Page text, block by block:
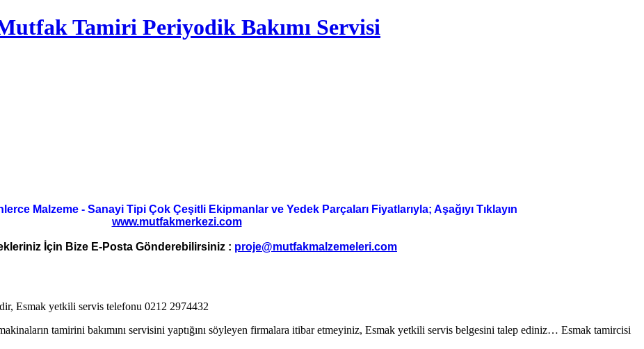
Tamiri Periyodik Bakımı Servisi
Malzeme - Sanayi Tipi Çok Çeşitli Ekipmanlar ve Yedek Parçaları Fiyatlarıyla; Aşağıyı Tıklayın
www.mutfakmerkezi.com
İçin Bize E-Posta Gönderebilirsiniz : proje@mutfakmalzemeleri.com
Esmak yetkili servis telefonu 0212 2974432
tamirini bakımını servisini yaptığını söyleyen firmalara itibar etmeyiniz, Esmak yetkili servis belgesini talep ediniz… Esmak tamircisi